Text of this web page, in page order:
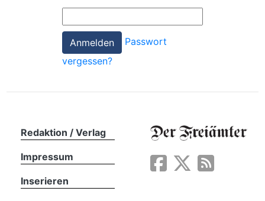
Paper
App
Passwort
vergessen?
Redaktion / Verlag
Impressum
Inserieren